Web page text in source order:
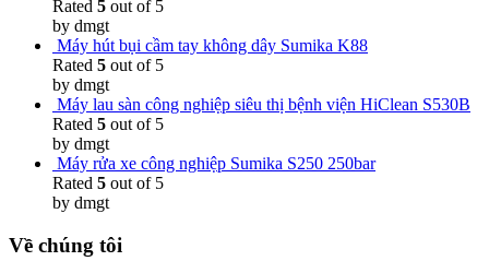
Rated 5 out of 5
by dmgt
Máy hút bụi cầm tay không dây Sumika K88
Rated 5 out of 5
by dmgt
Máy lau sàn công nghiệp siêu thị bệnh viện HiClean S530B
Rated 5 out of 5
by dmgt
Máy rửa xe công nghiệp Sumika S250 250bar
Rated 5 out of 5
by dmgt
Về chúng tôi